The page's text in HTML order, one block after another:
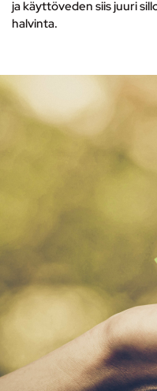
ja käyttöveden siis juuri
halvinta.